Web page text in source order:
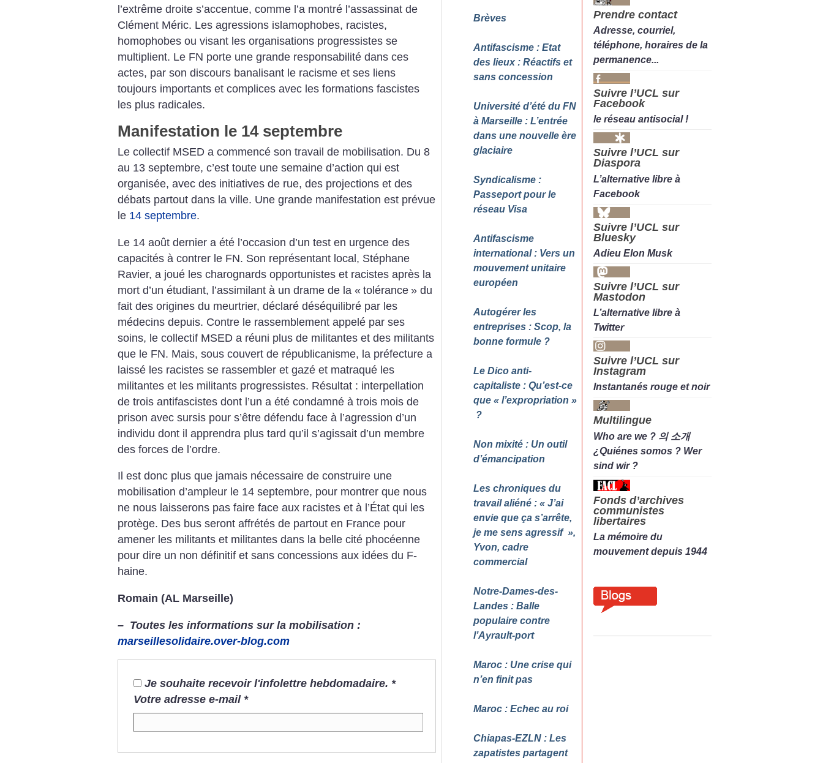
l’extrême droite s’accentue, comme l’a montré l’assassinat de
Clément Méric. Les agressions islamophobes, racistes,
homophobes ou visant les organisations progressistes se
multiplient. Le FN porte une grande responsabilité dans ces
actes, par son discours banalisant le racisme et ses liens
toujours importants et complices avec les formations fascistes
les plus radicales.
Manifestation le 14 septembre
Le collectif MSED a commencé son travail de mobilisation. Du 8
au 13 septembre, c’est toute une semaine d’action qui est
organisée, avec des initiatives de rue, des projections et des
débats partout dans la ville. Une grande manifestation est prévue
le 14 septembre.
Le 14 août dernier a été l’occasion d’un test en urgence des
capacités à contrer le FN. Son représentant local, Stéphane
Ravier, a joué les charognards opportunistes et racistes après la
mort d’un étudiant, l’assimilant à un drame de la « tolérance » du
fait des origines du meurtrier, déclaré déséquilibré par les
médecins depuis. Contre le rassemblement appelé par ses
soins, le collectif MSED a réuni plus de militantes et des militants
que le FN. Mais, sous couvert de républicanisme, la préfecture a
laissé les racistes se rassembler et gazé et matraqué les
militantes et les militants progressistes. Résultat : interpellation
de trois antifascistes dont l’un a été condamné à trois mois de
prison avec sursis pour s’être défendu face à l’agression d’un
individu dont il apprendra plus tard qu’il s’agissait d’un membre
des forces de l’ordre.
Il est donc plus que jamais nécessaire de construire une
mobilisation d’ampleur le 14 septembre, pour montrer que nous
ne nous laisserons pas faire face aux racistes et à l’État qui les
protège. Des bus seront affrétés de partout en France pour
amener les militants et militantes dans la belle cité phocéenne
pour dire un non définitif et sans concessions aux idées du F-
haine.
Romain (AL Marseille)
– Toutes les informations sur la mobilisation :
marseillesolidaire.over-blog.com
Je souhaite recevoir l'infolettre hebdomadaire. *
Votre adresse e-mail*
Brèves
Antifascisme : Etat
des lieux : Réactifs et
sans concession
Université d’été du FN
à Marseille : L’entrée
dans une nouvelle ère
glaciaire
Syndicalisme :
Passeport pour le
réseau Visa
Antifascisme
international : Vers un
mouvement unitaire
européen
Autogérer les
entreprises : Scop, la
bonne formule ?
Le Dico anti-
capitaliste : Qu’est-ce
que « l’expropriation »
?
Non mixité : Un outil
d’émancipation
Les chroniques du
travail aliéné : « J’ai
envie que ça s’arrête,
je me sens agressif »,
Yvon, cadre
commercial
Notre-Dames-des-
Landes : Balle
populaire contre
l’Ayrault-port
Maroc : Une crise qui
n’en finit pas
Maroc : Echec au roi
Chiapas-EZLN : Les
zapatistes partagent
Prendre contact
Adresse, courriel,
téléphone, horaires de la
permanence...
Suivre l’UCL sur
Facebook
le réseau antisocial !
Suivre l’UCL sur
Diaspora
L’alternative libre à
Facebook
Suivre l’UCL sur
Bluesky
Adieu Elon Musk
Suivre l’UCL sur
Mastodon
L’alternative libre à
Twitter
Suivre l’UCL sur
Instagram
Instantanés rouge et noir
Multilingue
Who are we ? 의 소개
¿Quiénes somos ? Wer
sind wir ?
Fonds d’archives
communistes
libertaires
La mémoire du
mouvement depuis 1944